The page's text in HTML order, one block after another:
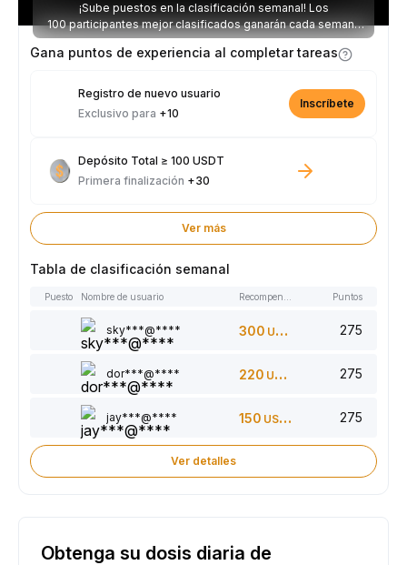
¡Sube puestos en la clasificación semanal! Los
100 participantes mejor clasificados ganarán cada semana
parte de los 2.500 USDT disponibles.
Gana puntos de experiencia al completar tareas
Registro de nuevo usuario
Exclusivo para +10
Inscríbete
Depósito Total ≥ 100 USDT
Primera finalización +30
Ver más
Tabla de clasificación semanal
Puesto Nombre de usuario Puntos
sky***@**** 300 USDT 275
dor***@**** 220 USDT 275
jay***@**** 150 USDT 275
Ver detalles
Obtenga su dosis diaria de